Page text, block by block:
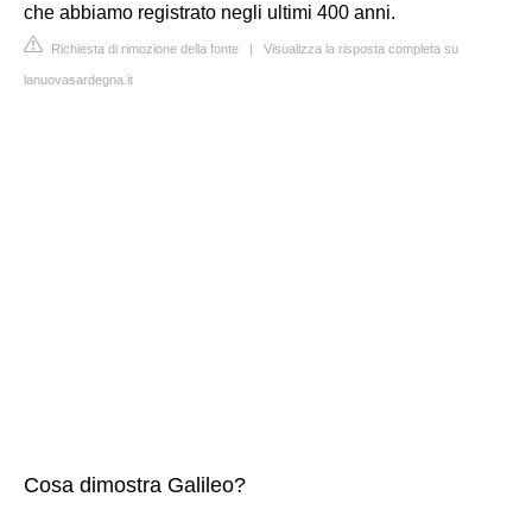
che abbiamo registrato negli ultimi 400 anni.
Richiesta di rimozione della fonte | Visualizza la risposta completa su
lanuovasardegna.it
Cosa dimostra Galileo?